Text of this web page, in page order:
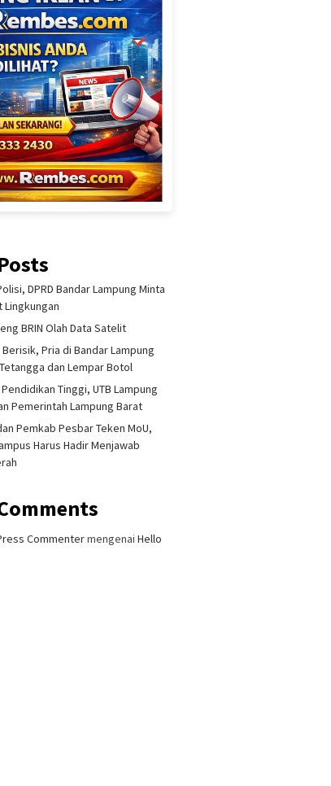
DPRD Bandar Lampung Minta
Lingkungan
BRIN Olah Data Satelit
Pria di Bandar Lampung
dan Lempar Botol
Tinggi, UTB Lampung
Pemerintah Lampung Barat
Pemkab Pesbar Teken MoU,
Harus Hadir Menjawab
CommentermengenaiHello